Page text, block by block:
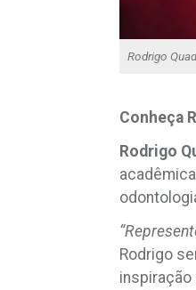
Rodrigo
Conheça
Rodrigo
Rodrigo
inspiração